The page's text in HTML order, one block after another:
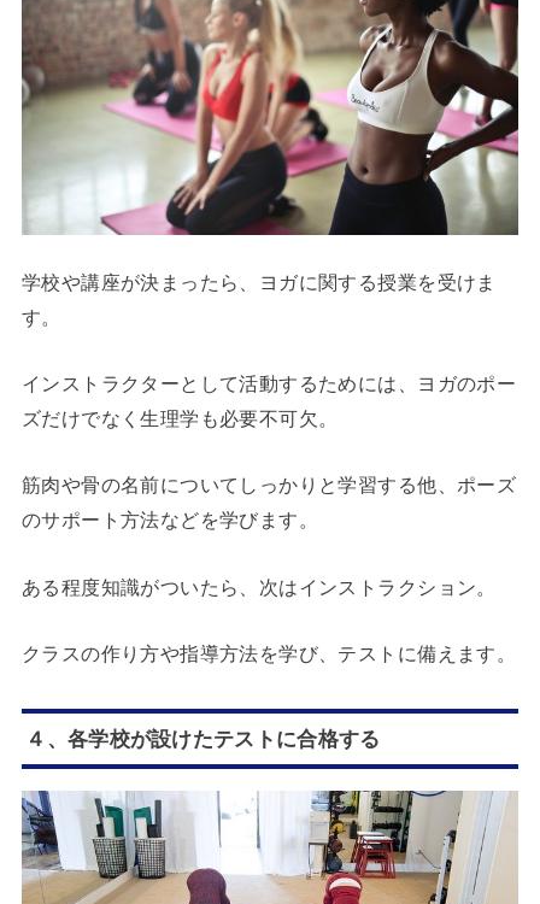
学校や講座が決まったら、ヨガに関する授業を受けま
す。
インストラクターとして活動するためには、ヨガのポー
ズだけでなく生理学も必要不可欠。
筋肉や骨の名前についてしっかりと学習する他、ポーズ
のサポート方法などを学びます。
ある程度知識がついたら、次はインストラクション。
クラスの作り方や指導方法を学び、テストに備えます。
４、各学校が設けたテストに合格する